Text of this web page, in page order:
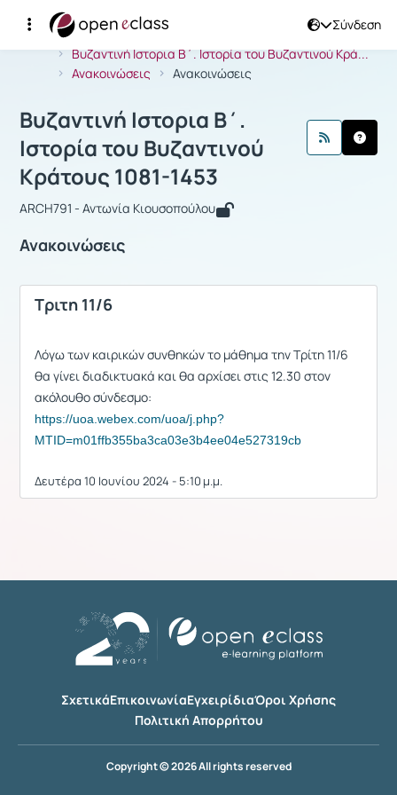
Σύνδεση
Αρχική Σελίδα
Βυζαντινή Ιστορια Β΄. Ιστορία του Βυζαντινού Κρά...
Ανακοινώσεις
Ανακοινώσεις
Μάθημα : Βυζαντινή Ιστορια Β΄.
Βυζαντινή Ιστορια Β΄.
Ιστορία του Βυζαντινού
Κράτους 1081-1453
ARCH791 - Αντωνία Κιουσοπούλου
Ανακοινώσεις
Τριτη 11/6
Λόγω των καιρικών συνθηκών το μάθημα την Τρίτη 11/6
θα γίνει διαδικτυακά και θα αρχίσει στις 12.30 στον
ακόλουθο σύνδεσμο:
https://uoa.webex.com/uoa/j.php?
MTID=m01ffb355ba3ca03e3b4ee04e527319cb
Δευτέρα 10 Ιουνίου 2024 - 5:10 μ.μ.
ΣχετικάΕπικοινωνίαΕγχειρίδιαΌροι Χρήσης
Πολιτική Απορρήτου
Copyright © 2026 All rights reserved